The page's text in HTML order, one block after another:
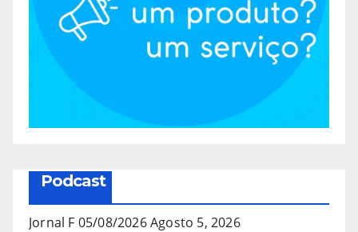
Podcast
Jornal F 05/08/2026Agosto 5, 2026